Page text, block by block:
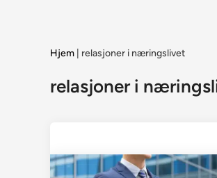
Hjem relasjoner i næringslivet
relasjoner i